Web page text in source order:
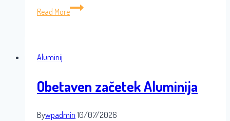
Read More
Odločil
prvi
Aluminij
Obetaven začetek Aluminija
Bywpadmin 10/07/2026